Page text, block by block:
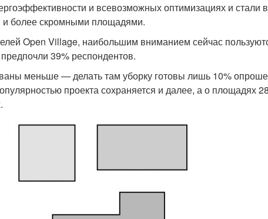
и всевозможных оптимизациях и стали
более скромными площадями.
Open Village, наибольшим вниманием сейчас
39% респондентов.
меньше — делать там уборку готовы лишь 10%
проекта сохраняется и далее, а о площадях